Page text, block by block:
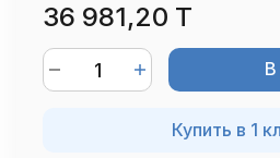
36 981,20 T
В
Купить в 1